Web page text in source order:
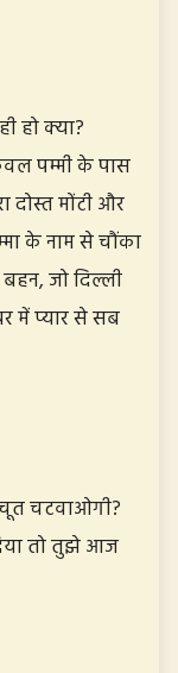
हो क्या?
पम्मी के पास
दोस्त मोंटी और
के नाम से चौंका
जो दिल्ली
में प्यार से सब
चटवाओगी?
तो तुझे आज